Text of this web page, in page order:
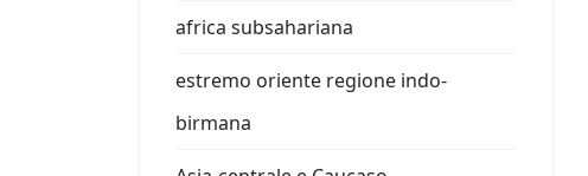
africa subsahariana
estremo oriente regione indo-
birmana